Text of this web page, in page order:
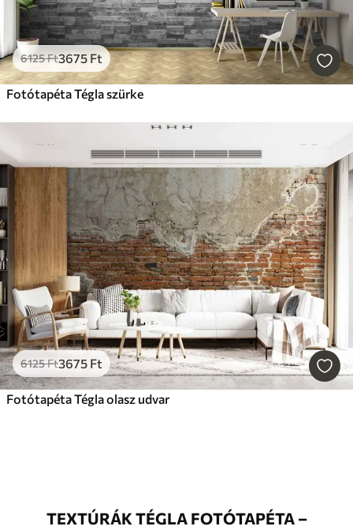
6125Ft3675 Ft
Fotótapéta Tégla szürke
6125Ft3675 Ft
Fotótapéta Tégla olasz udvar
TEXTÚRÁK TÉGLA FOTÓTAPÉTA –